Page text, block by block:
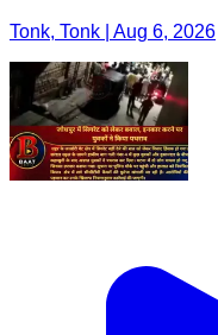
Tonk, Tonk | Aug 6, 2026